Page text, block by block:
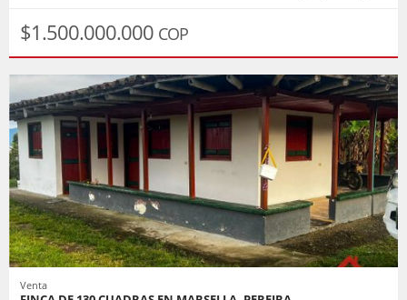
$1.500.000.000 COP
Venta